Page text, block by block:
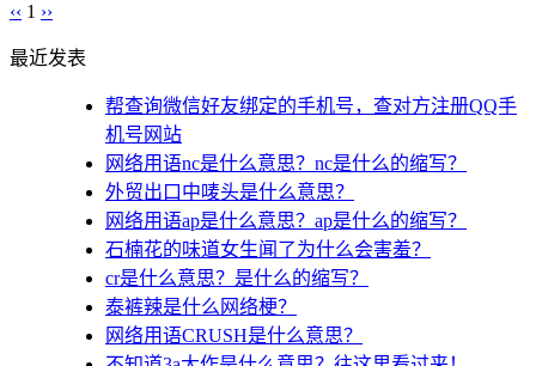
‹‹ 1 ››
最近发表
帮查询微信好友绑定的手机号，查对方注册QQ手
机号网站
网络用语nc是什么意思？nc是什么的缩写？
外贸出口中唛头是什么意思？
网络用语ap是什么意思？ap是什么的缩写？
石楠花的味道女生闻了为什么会害羞？
cr是什么意思？是什么的缩写？
泰裤辣是什么网络梗？
网络用语CRUSH是什么意思？